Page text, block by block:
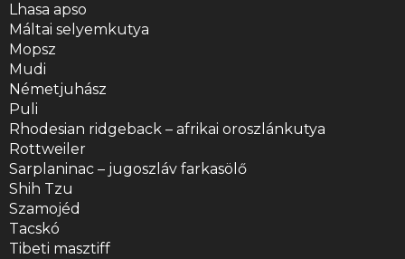
Lhasa apso
Máltai selyemkutya
Mopsz
Mudi
Németjuhász
Puli
Rhodesian ridgeback – afrikai oroszlánkutya
Rottweiler
Sarplaninac – jugoszláv farkasölő
Shih Tzu
Szamojéd
Tacskó
Tibeti masztiff